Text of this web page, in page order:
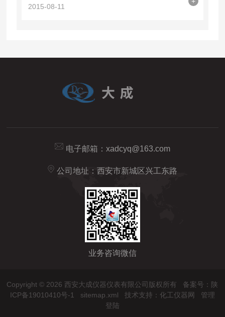
2015-08-11
电子邮箱： xadcyq@163.com
公司地址：西安市新城区兴工东路
业务咨询微信
Copyright © 2026 西安大成仪器仪表有限公司版权所有 备案号：陕
ICP备19010410号-1
sitemap.xml 技术支持： 化工仪器网
管理
登陆